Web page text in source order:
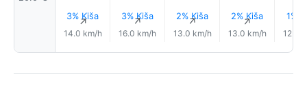
3% Kiša
↑
14.0 km/h
3% Kiša
↑
16.0 km/h
2% Kiša
↑
13.0 km/h
2% Kiša
↑
13.0 km/h
1%
12.0